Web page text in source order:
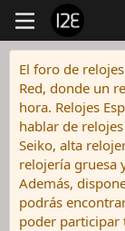
El foro de
Red, donde un
hora. Relojes
hablar de
Seiko, alta
relojería gruesa
Además,
podrás
poder participar